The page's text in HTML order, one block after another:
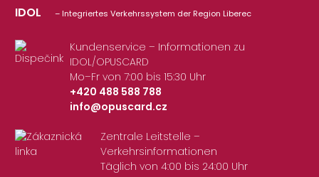
IDOL – Integriertes Verkehrssystem der Region Liberec
Kundenservice – Informationen zu
IDOL/OPUSCARD
Mo–Fr von 7:00 bis 15:30 Uhr
+420 488 588 788
|
info@opuscard.cz
Zentrale Leitstelle –
Verkehrsinformationen
Täglich von 4:00 bis 24:00 Uhr